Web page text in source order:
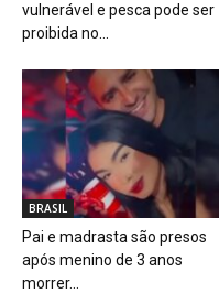
vulnerável e pesca pode ser
proibida no...
BRASIL
Pai e madrasta são presos
após menino de 3 anos
morrer...